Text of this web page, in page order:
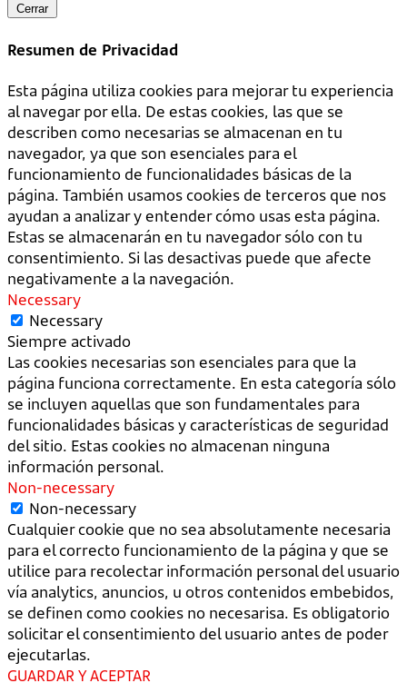
Cerrar
Resumen de Privacidad
Esta página utiliza cookies para mejorar tu experiencia
al navegar por ella. De estas cookies, las que se
describen como necesarias se almacenan en tu
navegador, ya que son esenciales para el
funcionamiento de funcionalidades básicas de la
página. También usamos cookies de terceros que nos
ayudan a analizar y entender cómo usas esta página.
Estas se almacenarán en tu navegador sólo con tu
consentimiento. Si las desactivas puede que afecte
negativamente a la navegación.
Necessary
Necessary
Siempre activado
Las cookies necesarias son esenciales para que la
página funciona correctamente. En esta categoría sólo
se incluyen aquellas que son fundamentales para
funcionalidades básicas y características de seguridad
del sitio. Estas cookies no almacenan ninguna
información personal.
Non-necessary
Non-necessary
Cualquier cookie que no sea absolutamente necesaria
para el correcto funcionamiento de la página y que se
utilice para recolectar información personal del usuario
vía analytics, anuncios, u otros contenidos embebidos,
se definen como cookies no necesarisa. Es obligatorio
solicitar el consentimiento del usuario antes de poder
ejecutarlas.
GUARDAR Y ACEPTAR